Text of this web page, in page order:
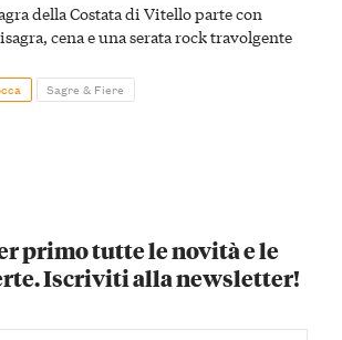
della Costata di Vitello parte con
cena e una serata rock travolgente
Sagre & Fiere
primo tutte le novità e le
Iscriviti alla newsletter!